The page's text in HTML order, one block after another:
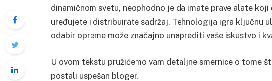
dinamičnom svetu, neophodno je da imate prave alate
uređujete i distribuirate sadržaj. Tehnologija igra ključnu
odabir opreme može značajno unaprediti vaše iskustvo i
U ovom tekstu pružićemo vam detaljne smernice o tome
postali uspešan bloger.